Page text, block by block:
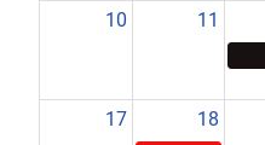
10 11
17 18